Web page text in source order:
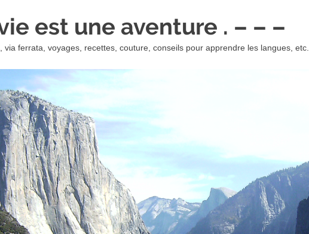
vie est une aventure . – – –
via ferrata, voyages, recettes, couture, conseils pour apprendre les langues, etc.